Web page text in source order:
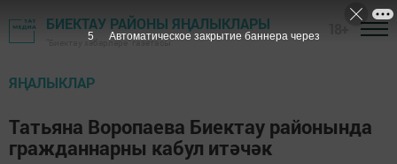
БИЕКТАУ РАЙОНЫ ЯҢАЛЫКЛАРЫ
"Биектау хәбәрләре" газетасы
ЯҢАЛЫКЛАР
Татьяна Воропаева Биектау районында
гражданнарны кабул итәчәк
4 Автоматическое закрытие баннера через